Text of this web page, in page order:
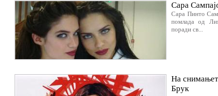
Сара
Сара Пинто
помлада од
поради св...
На
Брук